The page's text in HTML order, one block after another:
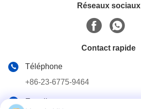
Réseaux sociaux
Contact rapide
Téléphone
+86-23-6775-9464
E-mail